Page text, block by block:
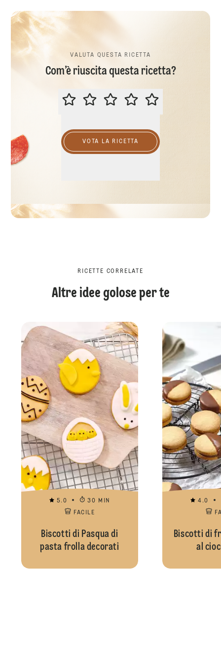
VALUTA QUESTA RICETTA
Com’è riuscita questa ricetta?
VALUTA QUESTA RICETTA
VOTA LA RICETTA
RICETTE CORRELATE
Altre idee golose per te
5.0
30 MIN
FACILE
Biscotti di Pasqua di
pasta frolla decorati
4.0
Biscotti di
al